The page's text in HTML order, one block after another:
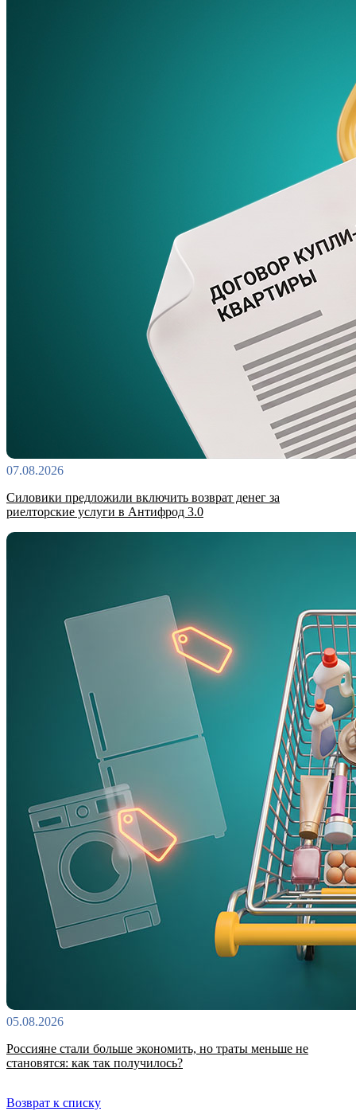
07.08.2026
Силовики предложили включить возврат денег за
риелторские услуги в Антифрод 3.0
05.08.2026
Россияне стали больше экономить, но траты меньше не
становятся: как так получилось?
Возврат к списку